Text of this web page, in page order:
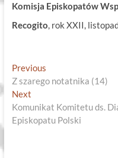
Komisja Episkopatów
Recogito, rok XXII,
Nawigacja
wpisu
PreviousPrevious
post:
Z szarego notatnika (14)
NextNext
post:
Komunikat Komitetu ds.
Episkopatu Polski